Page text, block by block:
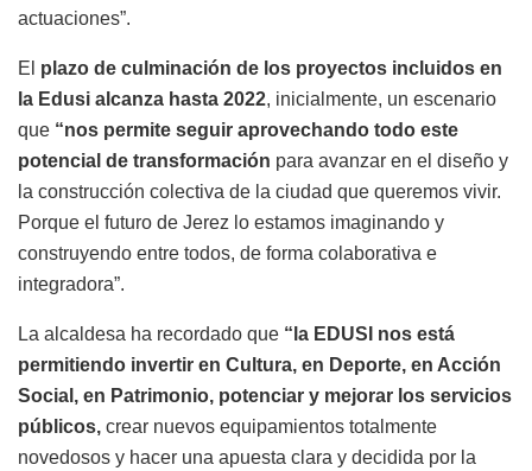
actuaciones”.
El plazo de culminación de los proyectos incluidos en
la Edusi alcanza hasta 2022, inicialmente, un escenario
que “nos permite seguir aprovechando todo este
potencial de transformación para avanzar en el diseño y
la construcción colectiva de la ciudad que queremos vivir.
Porque el futuro de Jerez lo estamos imaginando y
construyendo entre todos, de forma colaborativa e
integradora”.
La alcaldesa ha recordado que “la EDUSI nos está
permitiendo invertir en Cultura, en Deporte, en Acción
Social, en Patrimonio, potenciar y mejorar los servicios
públicos, crear nuevos equipamientos totalmente
novedosos y hacer una apuesta clara y decidida por la